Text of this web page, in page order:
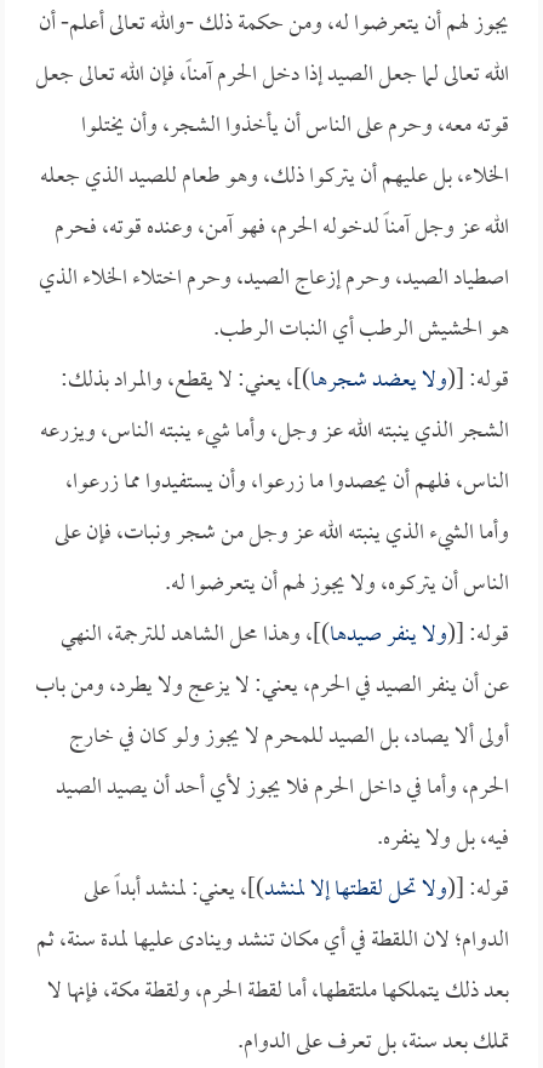
يجوز لهم أن يتعرضوا له، ومن حكمة ذلك -والله تعالى أعلم- أن
الله تعالى لما جعل الصيد إذا دخل الحرم آمناً، فإن الله تعالى جعل
قوته معه، وحرم على الناس أن يأخذوا الشجر، وأن يختلوا
الخلاء، بل عليهم أن يتركوا ذلك، وهو طعام للصيد الذي جعله
الله عز وجل آمناً لدخوله الحرم، فهو آمن، وعنده قوته، فحرم
اصطياد الصيد، وحرم إزعاج الصيد، وحرم اختلاء الخلاء الذي
هو الحشيش الرطب أي النبات الرطب.
قوله: [(ولا يعضد شجرها)]، يعني: لا يقطع، والمراد بذلك:
الشجر الذي ينبته الله عز وجل، وأما شيء ينبته الناس، ويزرعه
الناس، فلهم أن يحصدوا ما زرعوا، وأن يستفيدوا مما زرعوا،
وأما الشيء الذي ينبته الله عز وجل من شجر ونبات، فإن على
الناس أن يتركوه، ولا يجوز لهم أن يتعرضوا له.
قوله: [(ولا ينفر صيدها)]، وهذا محل الشاهد للترجمة، النهي
عن أن ينفر الصيد في الحرم، يعني: لا يزعج ولا يطرد، ومن باب
أولى ألا يصاد، بل الصيد للمحرم لا يجوز ولو كان في خارج
الحرم، وأما في داخل الحرم فلا يجوز لأي أحد أن يصيد الصيد
فيه، بل ولا ينفره.
قوله: [(ولا تحل لقطتها إلا لمنشد)]، يعني: لمنشد أبداً على
الدوام؛ لان اللقطة في أي مكان تنشد وينادى عليها لمدة سنة، ثم
بعد ذلك يتملكها ملتقطها، أما لقطة الحرم، ولقطة مكة، فإنها لا
تملك بعد سنة، بل تعرف على الدوام.